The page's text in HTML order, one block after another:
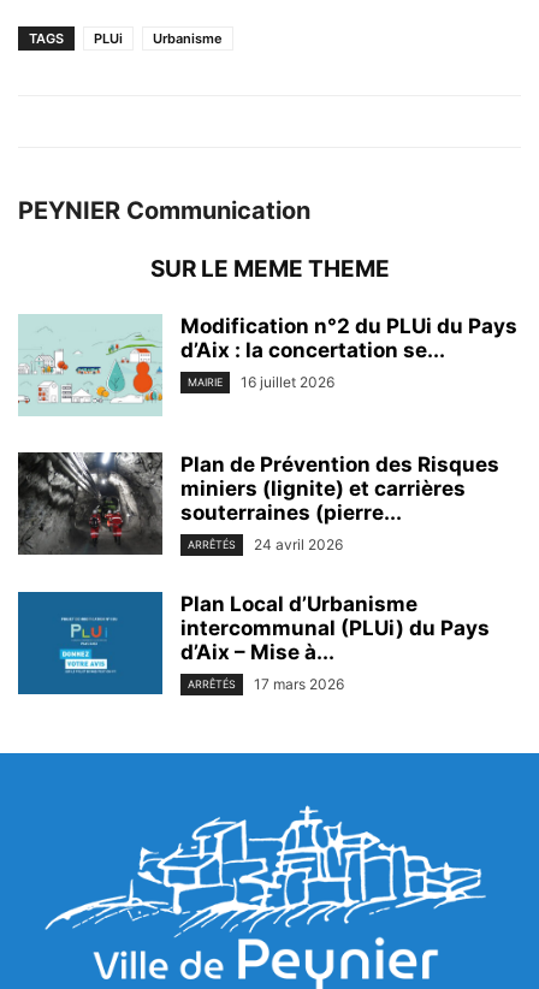
TAGS PLUi Urbanisme
PEYNIER Communication
SUR LE MEME THEME
Modification n°2 du PLUi du Pays
d’Aix : la concertation se...
MAIRIE 16 juillet 2026
Plan de Prévention des Risques
miniers (lignite) et carrières
souterraines (pierre...
ARRÊTÉS 24 avril 2026
Plan Local d’Urbanisme
intercommunal (PLUi) du Pays
d’Aix – Mise à...
ARRÊTÉS 17 mars 2026